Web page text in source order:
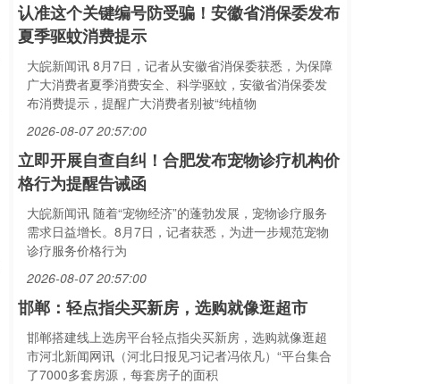
认准这个关键编号防受骗！安徽省消保委发布
夏季驱蚊消费提示
大皖新闻讯 8月7日，记者从安徽省消保委获悉，为保障
广大消费者夏季消费安全、科学驱蚊，安徽省消保委发
布消费提示，提醒广大消费者别被“纯植物
2026-08-07 20:57:00
立即开展自查自纠！合肥发布宠物诊疗机构价
格行为提醒告诫函
大皖新闻讯 随着“宠物经济”的蓬勃发展，宠物诊疗服务
需求日益增长。8月7日，记者获悉，为进一步规范宠物
诊疗服务价格行为
2026-08-07 20:57:00
邯郸：轻点指尖买新房，选购就像逛超市
邯郸搭建线上选房平台轻点指尖买新房，选购就像逛超
市河北新闻网讯（河北日报见习记者冯依凡）“平台集合
了7000多套房源，每套房子的面积